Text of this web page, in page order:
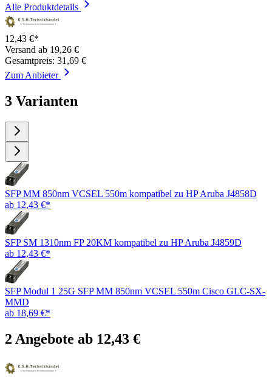
Alle Produktdetails
12,43 €*
Versand ab 19,26 €
Gesamtpreis: 31,69 €
Zum Anbieter
3 Varianten
SFP MM 850nm VCSEL 550m kompatibel zu HP Aruba J4858D
ab 12,43 €*
SFP SM 1310nm FP 20KM kompatibel zu HP Aruba J4859D
ab 12,43 €*
SFP Modul 1 25G SFP MM 850nm VCSEL 550m Cisco GLC-SX-
MMD
ab 18,69 €*
2 Angebote ab 12,43 €